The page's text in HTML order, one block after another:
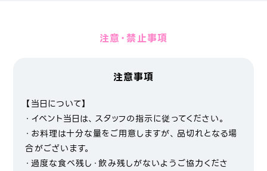
注意・禁止事項
注意事項
【当日について】
・イベント当日は、スタッフの指示に従ってください。
・お料理は十分な量をご用意しますが、品切れとなる場
合がございます。
・過度な食べ残し・飲み残しがないようご協力くださ